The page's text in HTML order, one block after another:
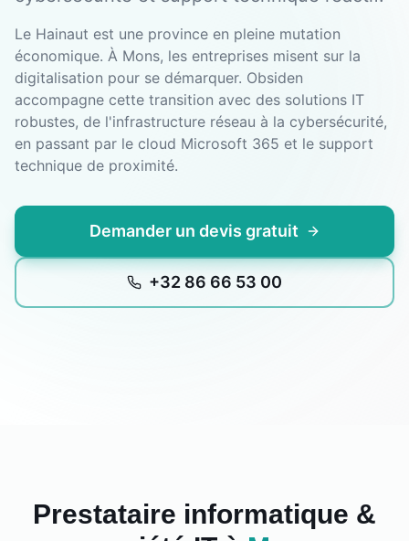
Le Hainaut est une province en pleine mutation
économique. À Mons, les entreprises misent sur la
digitalisation pour se démarquer. Obsiden
accompagne cette transition avec des solutions IT
robustes, de l'infrastructure réseau à la cybersécurité,
en passant par le cloud Microsoft 365 et le support
technique de proximité.
Demander un devis gratuit
+32 86 66 53 00
Prestataire informatique &